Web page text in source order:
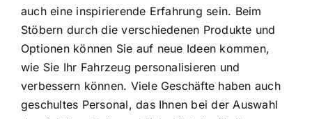
auch eine inspirierende Erfahrung sein. Beim
Stöbern durch die verschiedenen Produkte und
Optionen können Sie auf neue Ideen kommen,
wie Sie Ihr Fahrzeug personalisieren und
verbessern können. Viele Geschäfte haben auch
geschultes Personal, das Ihnen bei der Auswahl